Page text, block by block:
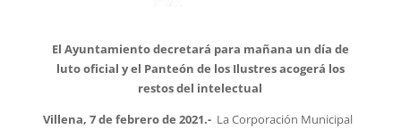
El Ayuntamiento decretará para mañana un día de
luto oficial y el Panteón de los Ilustres acogerá los
restos del intelectual
Villena, 7 de febrero de 2021.- La Corporación Municipal